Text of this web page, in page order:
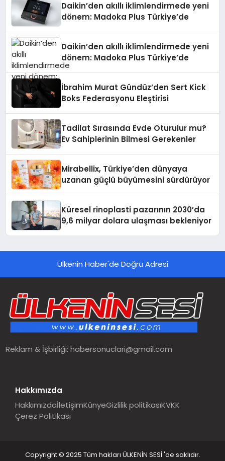
Daikin’den akıllı iklimlendirmede yeni
dönem: Madoka Plus Türkiye’de
Daikin’den akıllı iklimlendirmede yeni
dönem: Madoka Plus Türkiye’de
İbrahim Murat Gündüz’den Sert Kick
Boks Federasyonu Eleştirisi
Tadilat Sırasında Evde Oturulur mu?
Ev Sahiplerinin Bilmesi Gerekenler
Mirabellix, Türkiye’den dünyaya
uzanan güçlü büyümesini sürdürüyor
Küresel rinoplasti pazarının 2030’da
9,6 milyar dolara ulaşması bekleniyor
Ülkenin Haber'de Doğru Adresi
Reklam & İşbirliği:habersonuclari@gmail.com
Hakkımızda
HakkımızdaİletişimKünyeGizlilik politikasıKVKK
Çerez Politikası
Copyright © 2025 Tüm hakları ÜLKENİN SESİ 'de saklıdır.